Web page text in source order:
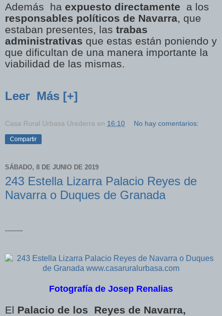
Además ha expuesto directamente a los
responsables políticos de Navarra, que
estaban presentes, las trabas
administrativas que estas están poniendo y
que dificultan de una manera importante la
viabilidad de las mismas.
Leer Más [+]
Casa Rural Urbasa Urederra en 16:10 No hay comentarios:
Compartir
SÁBADO, 8 DE JUNIO DE 2019
243 Estella Lizarra Palacio Reyes de
Navarra o Duques de Granada
.........
Fotografía de Josep Renalias
El Palacio de los Reyes de Navarra,